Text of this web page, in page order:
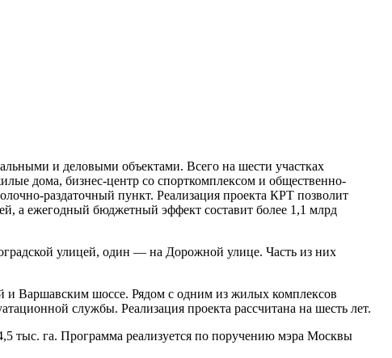
и деловыми объектами. Всего на шести участках
дома, бизнес-центр со спорткомплексом и общественно-
раздаточный пункт. Реализация проекта КРТ позволит
а ежегодный бюджетный эффект составит более 1,1 млрд
улицей, один — на Дорожной улице. Часть из них
и Варшавским шоссе. Рядом с одним из жилых комплексов
службы. Реализация проекта рассчитана на шесть лет.
тыс. га. Программа реализуется по поручению мэра Москвы